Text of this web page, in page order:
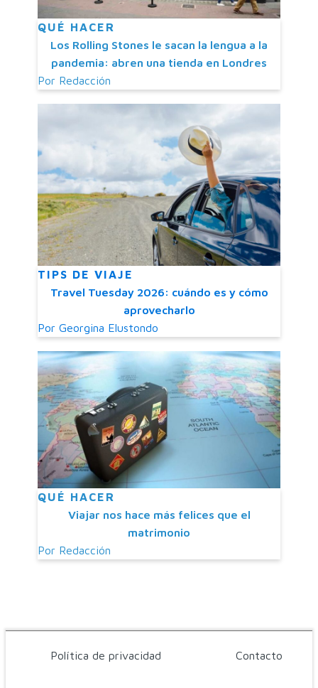
QUÉ HACER
Los Rolling Stones le sacan la lengua a la
pandemia: abren una tienda en Londres
Por Redacción
TIPS DE VIAJE
Travel Tuesday 2026: cuándo es y cómo
aprovecharlo
Por Georgina Elustondo
QUÉ HACER
Viajar nos hace más felices que el
matrimonio
Por Redacción
Política de privacidad Contacto